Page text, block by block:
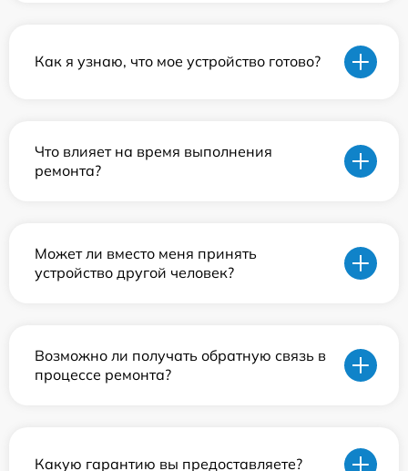
Как я узнаю, что мое устройство готово?
Что влияет на время выполнения
ремонта?
Может ли вместо меня принять
устройство другой человек?
Возможно ли получать обратную связь в
процессе ремонта?
Какую гарантию вы предоставляете?